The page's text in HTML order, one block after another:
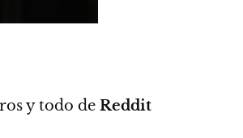
y todo de Reddit